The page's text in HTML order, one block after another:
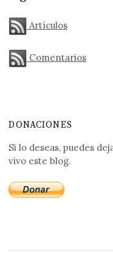
Artículos
Comentarios
DONACIONES
Si lo deseas, puedes
vivo este blog.